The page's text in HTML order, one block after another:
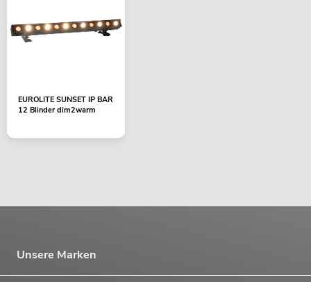
EUROLITE SUNSET IP BAR
12 Blinder dim2warm
Unsere Marken